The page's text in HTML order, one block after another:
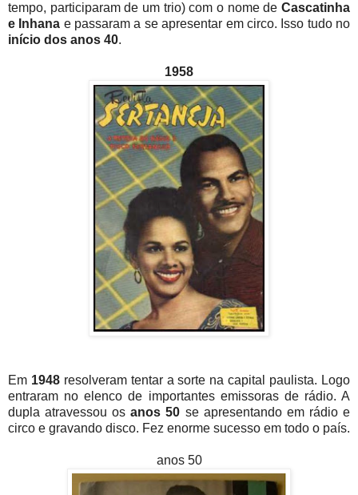
tempo, participaram de um trio) com o nome de Cascatinha
e Inhana e passaram a se apresentar em circo. Isso tudo no
início dos anos 40.
1958
Em 1948resolveram tentar a sorte na capital paulista. Logo
entraram no elenco de importantes emissoras de rádio. A
dupla atravessou os anos 50 se apresentando em rádio e
circo e gravando disco. Fez enorme sucesso em todo o país.
anos 50